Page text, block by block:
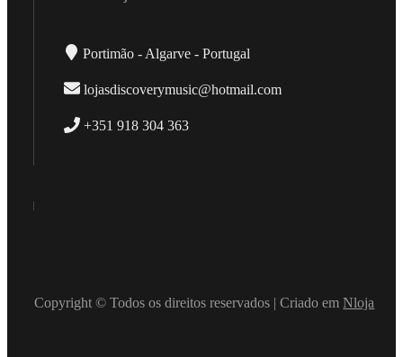
Portimão - Algarve - Portugal
lojasdiscoverymusic@hotmail.com
+351 918 304 363
Copyright © Todos os direitos reservados | Criado emNloja